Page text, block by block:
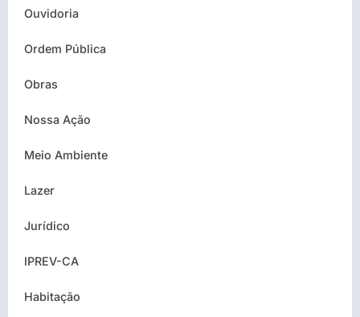
Ouvidoria
Ordem Pública
Obras
Nossa Ação
Meio Ambiente
Lazer
Jurídico
IPREV-CA
Habitação